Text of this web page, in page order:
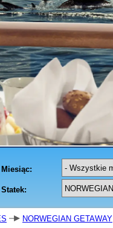
NORWEGIAN GETAWAY